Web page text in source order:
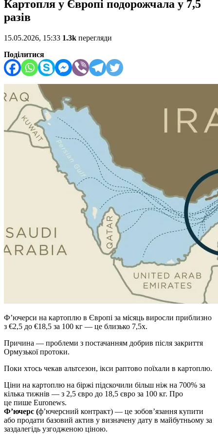
Картопля у Європі подорожчала у 7,5
разів
15.05.2026, 15:33 1.3k перегляди
Поділитися
Ф’ючерси на картоплю в Європі за місяць виросли приблизно
з €2,5 до €18,5 за 100 кг — це близько 7,5x.
Причина — проблеми з постачанням добрив після закриття
Ормузької протоки.
Поки хтось чекав альтсезон, ікси раптово поїхали в картоплю.
Ціни на картоплю на біржі підскочили більш ніж на 700% за
кілька тижнів — з 2,5 євро до 18,5 євро за 100 кг. Про
це пише Euronews.
Ф’ючерс (ф’ючерсний контракт) — це зобов’язання купити
або продати базовий актив у визначену дату в майбутньому за
заздалегідь узгодженою ціною.